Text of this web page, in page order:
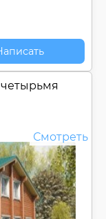
Смотреть